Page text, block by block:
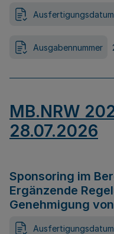
Ausfertigungsdatum
Ausgabennummer
MB.NRW
28.07.2026
Sponsoring im
Ergänzende
Genehmigung
Ausfertigungsdatum